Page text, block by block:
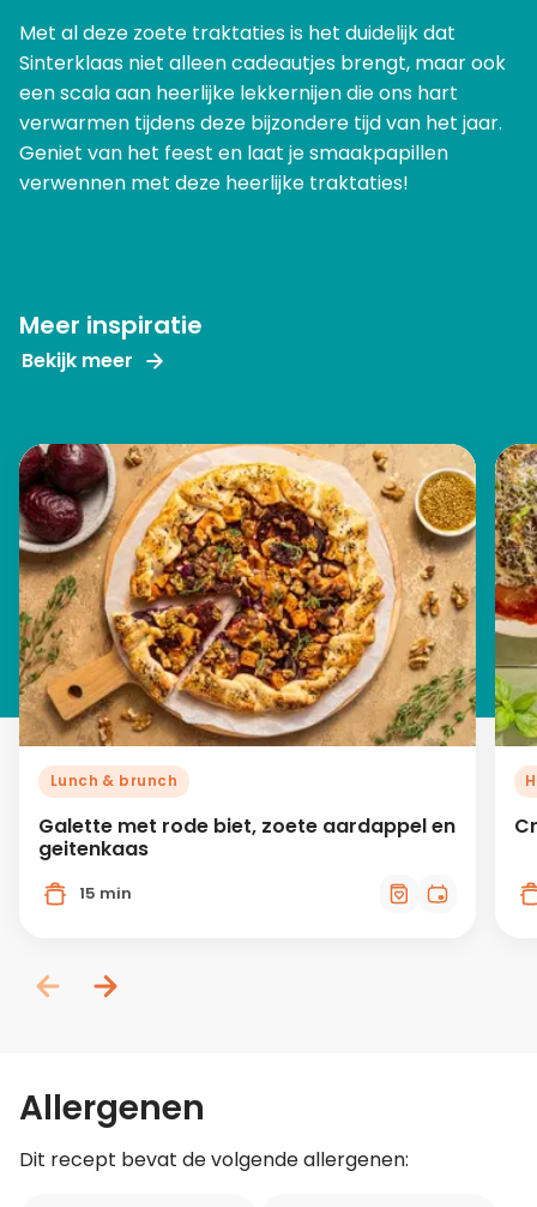
Met al deze zoete traktaties is het duidelijk dat
Sinterklaas niet alleen cadeautjes brengt, maar ook
een scala aan heerlijke lekkernijen die ons hart
verwarmen tijdens deze bijzondere tijd van het jaar.
Geniet van het feest en laat je smaakpapillen
verwennen met deze heerlijke traktaties!
Meer inspiratie
Bekijk meer
Lunch & brunch
Galette met rode biet, zoete aardappel en
geitenkaas
15 min
Allergenen
Dit recept bevat de volgende allergenen: